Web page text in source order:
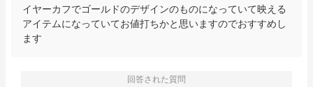
イヤーカフでゴールドのデザインのものになっていて映える
アイテムになっていてお値打ちかと思いますのでおすすめし
ます
回答された質問